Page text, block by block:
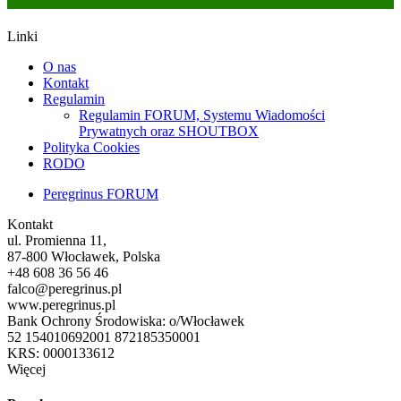
Linki
O nas
Kontakt
Regulamin
Regulamin FORUM, Systemu Wiadomości
Prywatnych oraz SHOUTBOX
Polityka Cookies
RODO
Peregrinus FORUM
Kontakt
ul. Promienna 11,
87-800 Włocławek, Polska
+48 608 36 56 46
falco@peregrinus.pl
www.peregrinus.pl
Bank Ochrony Środowiska: o/Włocławek
52 154010692001 872185350001
KRS: 0000133612
Więcej